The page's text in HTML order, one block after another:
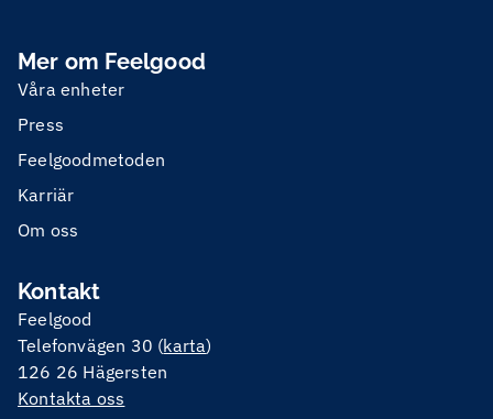
Mer om Feelgood
Våra enheter
Press
Feelgoodmetoden
Karriär
Om oss
Kontakt
Feelgood
Telefonvägen 30 (karta)
126 26 Hägersten
Kontakta oss